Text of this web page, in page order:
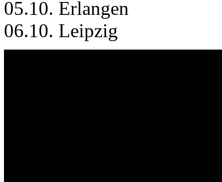
05.10. Erlangen
06.10. Leipzig